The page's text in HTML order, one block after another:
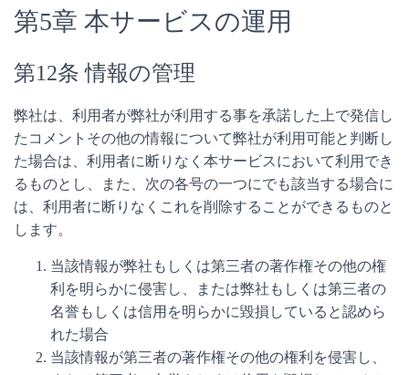
第5章 本サービスの運用
第12条 情報の管理
弊社は、利用者が弊社が利用する事を承諾した上で発信し
たコメントその他の情報について弊社が利用可能と判断し
た場合は、利用者に断りなく本サービスにおいて利用でき
るものとし、また、次の各号の一つにでも該当する場合に
は、利用者に断りなくこれを削除することができるものと
します。
当該情報が弊社もしくは第三者の著作権その他の権
利を明らかに侵害し、または弊社もしくは第三者の
名誉もしくは信用を明らかに毀損していると認めら
れた場合
当該情報が第三者の著作権その他の権利を侵害し、